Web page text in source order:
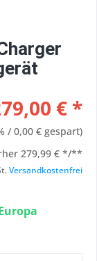
€ *
/ 0,00 € gespart)
279,99 € */**
Versandkostenfrei